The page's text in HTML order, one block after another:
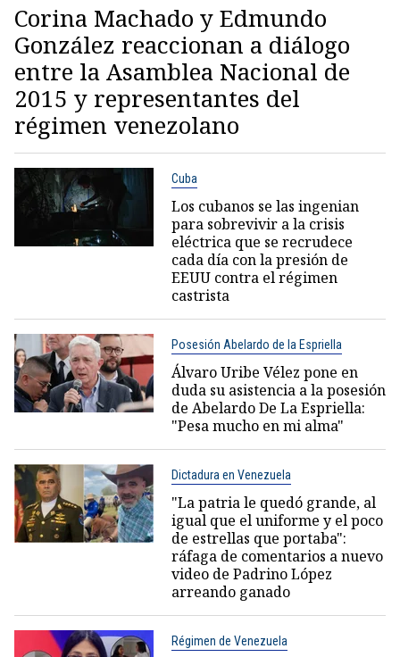
Corina Machado y Edmundo
González reaccionan a diálogo
entre la Asamblea Nacional de
2015 y representantes del
régimen venezolano
Cuba
Los cubanos se las ingenian
para sobrevivir a la crisis
eléctrica que se recrudece
cada día con la presión de
EEUU contra el régimen
castrista
Posesión Abelardo de la Espriella
Álvaro Uribe Vélez pone en
duda su asistencia a la posesión
de Abelardo De La Espriella:
"Pesa mucho en mi alma"
Dictadura en Venezuela
"La patria le quedó grande, al
igual que el uniforme y el poco
de estrellas que portaba":
ráfaga de comentarios a nuevo
video de Padrino López
arreando ganado
Régimen de Venezuela